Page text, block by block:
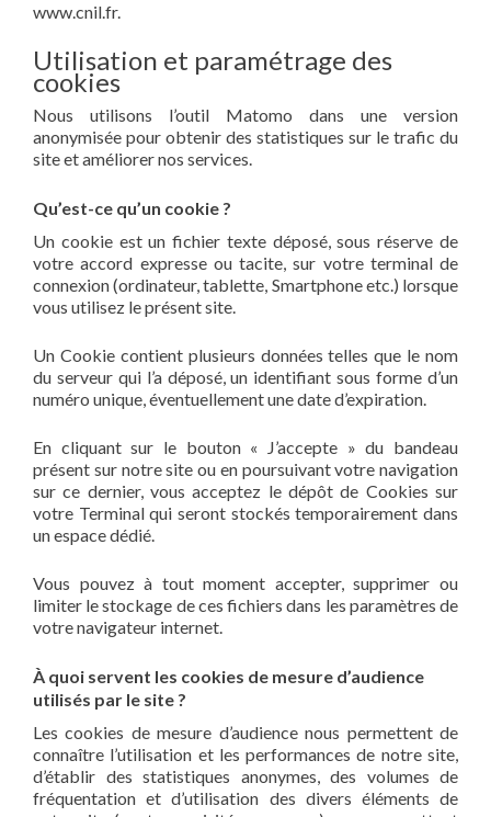
www.cnil.fr.
Utilisation et paramétrage des
cookies
Nous utilisons l’outil Matomo dans une version
anonymisée pour obtenir des statistiques sur le trafic du
site et améliorer nos services.
Qu’est-ce qu’un cookie ?
Un cookie est un fichier texte déposé, sous réserve de
votre accord expresse ou tacite, sur votre terminal de
connexion (ordinateur, tablette, Smartphone etc.) lorsque
vous utilisez le présent site.
Un Cookie contient plusieurs données telles que le nom
du serveur qui l’a déposé, un identifiant sous forme d’un
numéro unique, éventuellement une date d’expiration.
En cliquant sur le bouton « J’accepte » du bandeau
présent sur notre site ou en poursuivant votre navigation
sur ce dernier, vous acceptez le dépôt de Cookies sur
votre Terminal qui seront stockés temporairement dans
un espace dédié.
Vous pouvez à tout moment accepter, supprimer ou
limiter le stockage de ces fichiers dans les paramètres de
votre navigateur internet.
À quoi servent les cookies de mesure d’audience
utilisés par le site ?
Les cookies de mesure d’audience nous permettent de
connaître l’utilisation et les performances de notre site,
d’établir des statistiques anonymes, des volumes de
fréquentation et d’utilisation des divers éléments de